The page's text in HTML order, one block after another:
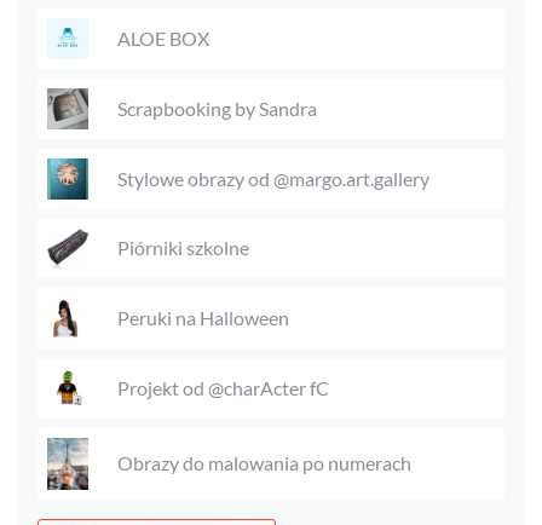
ALOE BOX
Scrapbooking by Sandra
Stylowe obrazy od @margo.art.gallery
Piórniki szkolne
Peruki na Halloween
Projekt od @charActer fC
Obrazy do malowania po numerach